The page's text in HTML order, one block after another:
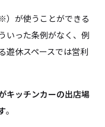
）が使うことができる
いった条例がなく、例
遊休スペースでは営利
キッチンカーの出店場
。